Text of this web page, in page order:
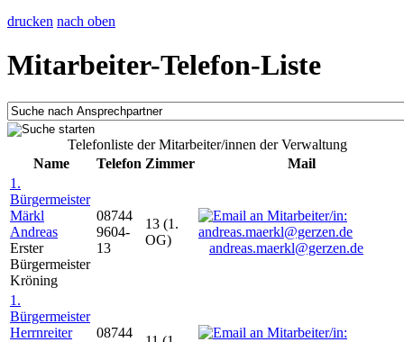
drucken nach oben
Mitarbeiter-Telefon-Liste
Telefonliste der Mitarbeiter/innen der Verwaltung
Name
Telefon Zimmer
Mail
1.
Bürgermeister
Märkl
Andreas
Erster
Bürgermeister
Kröning
08744
9604-
13
13 (1.
OG)
andreas.maerkl@gerzen.de
1.
Bürgermeister
Herrnreiter
08744